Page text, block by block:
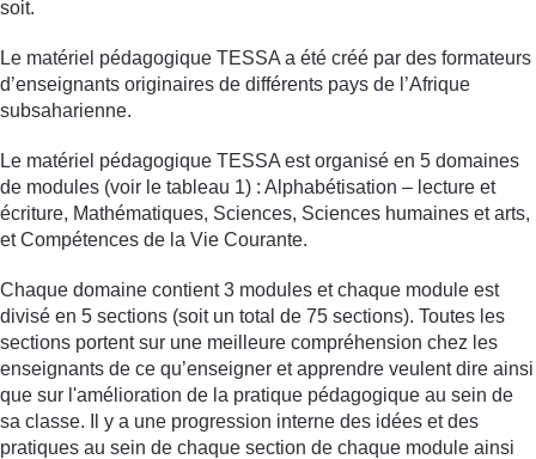
soit.
Le matériel pédagogique TESSA a été créé par des formateurs
d’enseignants originaires de différents pays de l’Afrique
subsaharienne.
Le matériel pédagogique TESSA est organisé en 5 domaines
de modules (voir le tableau 1) : Alphabétisation – lecture et
écriture, Mathématiques, Sciences, Sciences humaines et arts,
et Compétences de la Vie Courante.
Chaque domaine contient 3 modules et chaque module est
divisé en 5 sections (soit un total de 75 sections). Toutes les
sections portent sur une meilleure compréhension chez les
enseignants de ce qu’enseigner et apprendre veulent dire ainsi
que sur l'amélioration de la pratique pédagogique au sein de
sa classe. Il y a une progression interne des idées et des
pratiques au sein de chaque section de chaque module ainsi